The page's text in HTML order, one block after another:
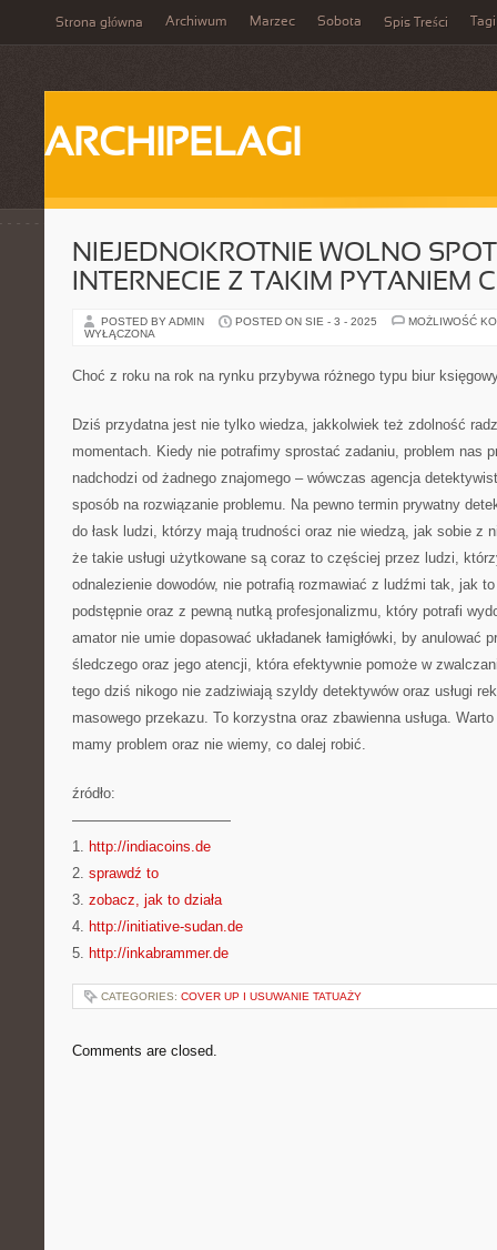
Strona główna Archiwum Marzec Sobota Spis Treści Tagi
ARCHIPELAGI
NIEJEDNOKROTNIE WOLNO
INTERNECIE Z TAKIM PYTANIEM
POSTED BY ADMIN POSTED ON SIE - 3 - 2025
MOŻLIWOŚĆ
WYŁĄCZONA
Choć z roku na rok na rynku przybywa różnego typu biur
Dziś przydatna jest nie tylko wiedza, jakkolwiek też zdolność
momentach. Kiedy nie potrafimy sprostać zadaniu, problem nas
nadchodzi od żadnego znajomego – wówczas agencja
sposób na rozwiązanie problemu. Na pewno termin prywatny
do łask ludzi, którzy mają trudności oraz nie wiedzą, jak sobie z
że takie usługi użytkowane są coraz to częściej przez ludzi,
odnalezienie dowodów, nie potrafią rozmawiać z ludźmi tak, jak
podstępnie oraz z pewną nutką profesjonalizmu, który potrafi
amator nie umie dopasować układanek łamigłówki, by anulować
śledczego oraz jego atencji, która efektywnie pomoże w
tego dziś nikogo nie zadziwiają szyldy detektywów oraz usługi
masowego przekazu. To korzystna oraz zbawienna usługa.
mamy problem oraz nie wiemy, co dalej robić.
źródło:
———————————
1. http://indiacoins.de
2. sprawdź to
3. zobacz, jak to działa
4. http://initiative-sudan.de
5. http://inkabrammer.de
CATEGORIES: COVER UP I USUWANIE TATUAŻY
Comments are closed.